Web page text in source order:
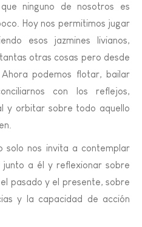
ninguno de nosotros es
Hoy nos permitimos jugar
esos jazmines livianos,
otras cosas pero desde
podemos flotar, bailar
con los reflejos,
y orbitar sobre todo aquello
solo nos invita a contemplar
a él y reflexionar sobre
pasado y el presente, sobre
y la capacidad de acción